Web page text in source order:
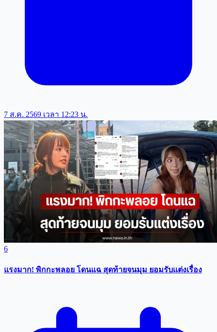
7 ส.ค. 2569 เวลา 12:23 น.
6
แรงมาก! พิกกะพลอย โดนแฉ สุดท้ายจนมุม ยอมรับเเต่งเรื่อง